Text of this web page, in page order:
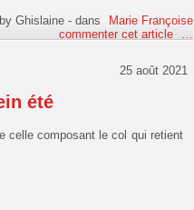
Ghislaine -dans
Marie Françoise
commenter cet article
25 août 2021
été
celle composant le col qui retient